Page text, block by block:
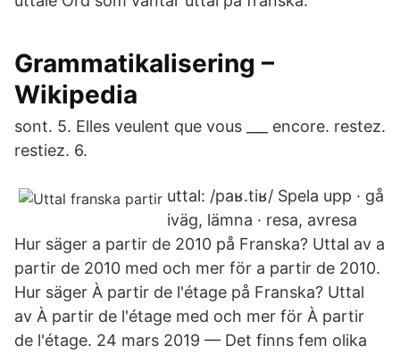
Grammatikalisering –
Wikipedia
sont. 5. Elles veulent que vous ___ encore. restez.
restiez. 6.
uttal: /paʁ.tiʁ/ Spela upp · gå
iväg, lämna · resa, avresa
Hur säger a partir de 2010 på Franska? Uttal av a
partir de 2010 med och mer för a partir de 2010.
Hur säger À partir de l'étage på Franska? Uttal
av À partir de l'étage med och mer för À partir
de l'étage. 24 mars 2019 — Det finns fem olika